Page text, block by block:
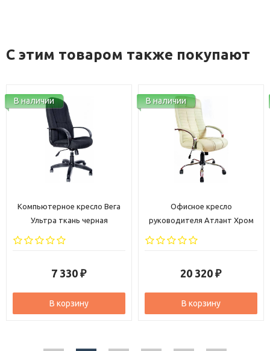
С этим товаром также покупают
Вега
черная
Офисное кресло
руководителя Атлант Хром
Кресло офисное
PL кожзам